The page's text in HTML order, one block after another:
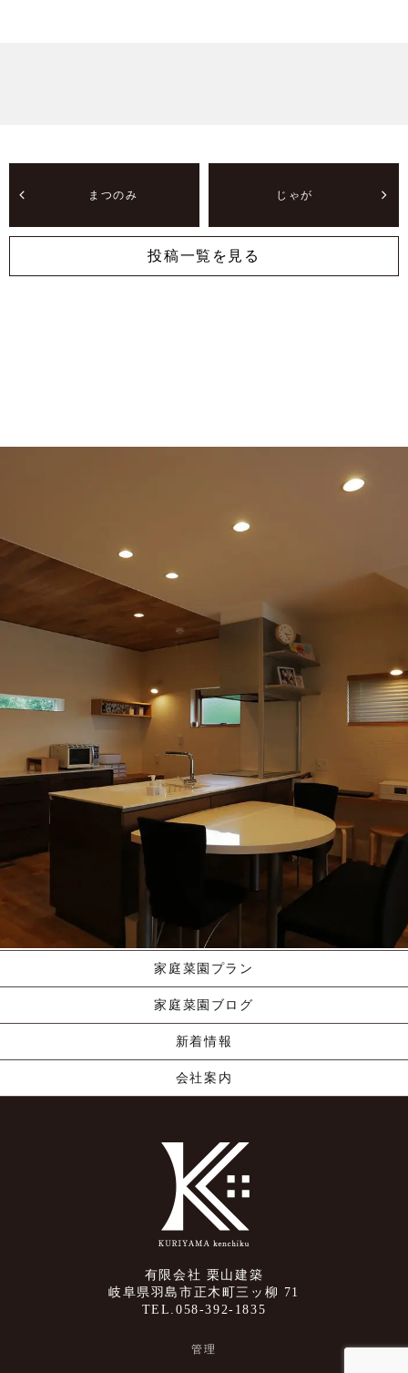
まつのみ じゃが
投稿一覧を見る
資料請求する
施工ギャラリー
くりやま建築のこだわり
家庭菜園プラン
家庭菜園ブログ
新着情報
会社案内
有限会社 栗山建築
岐阜県羽島市正木町三ッ柳 71
TEL.058-392-1835
管理